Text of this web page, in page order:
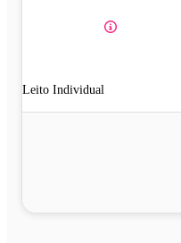
Leito Individual